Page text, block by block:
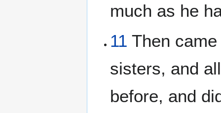
much as he
11 Then
sisters, and
before, and